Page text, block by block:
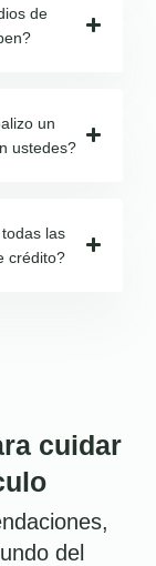
de
un
ustedes?
las
crédito?
cuidar
del